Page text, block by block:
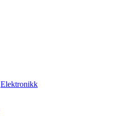
Elektronikk